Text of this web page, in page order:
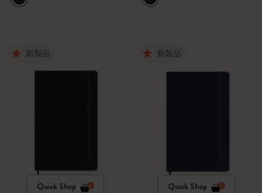
新製品
Quick Shop
新製品
Quick Shop